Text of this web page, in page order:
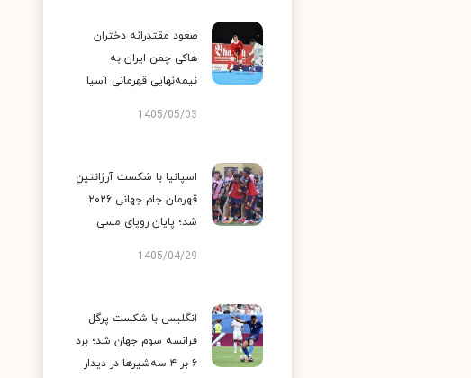
صعود مقتدرانه دختران
هاکی چمن ایران به
نیمه‌نهایی قهرمانی آسیا
1405/05/03
اسپانیا با شکست آرژانتین
قهرمان جام جهانی ۲۰۲۶
شد؛ پایان رویای مسی
1405/04/29
انگلیس با شکست پرگل
فرانسه سوم جهان شد؛ برد
۶ بر ۴ سه‌شیرها در دیدار